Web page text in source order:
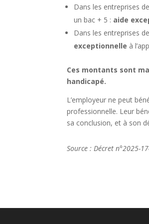
Dans les entreprises
un bac + 5 : aide
Dans les entreprises
exceptionnelle à
Ces montants sont
handicapé.
L’employeur ne peut
professionnelle. Leur
sa conclusion, et à son
Source : Décret n°2025-